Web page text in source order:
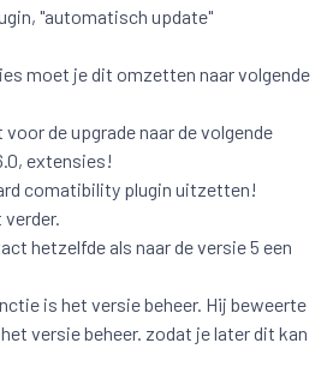
"automatisch update"
moet je dit omzetten naar volgende
de upgrade naar de volgende
extensies!
comatibility plugin uitzetten!
hetzelfde als naar de versie 5 een
is het versie beheer. Hij beweerte
versie beheer. zodat je later dit kan